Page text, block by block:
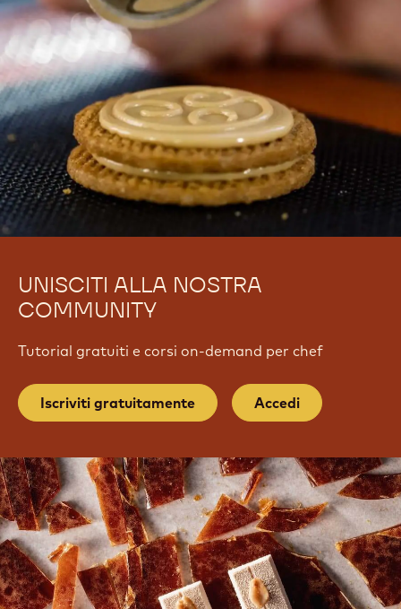
UNISCITI ALLA NOSTRA
COMMUNITY
Tutorial gratuiti e corsi on-demand per chef
Iscriviti gratuitamente Accedi